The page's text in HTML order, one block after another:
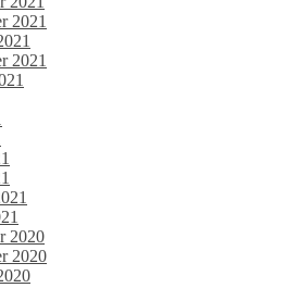
2021
2021
2020
2020